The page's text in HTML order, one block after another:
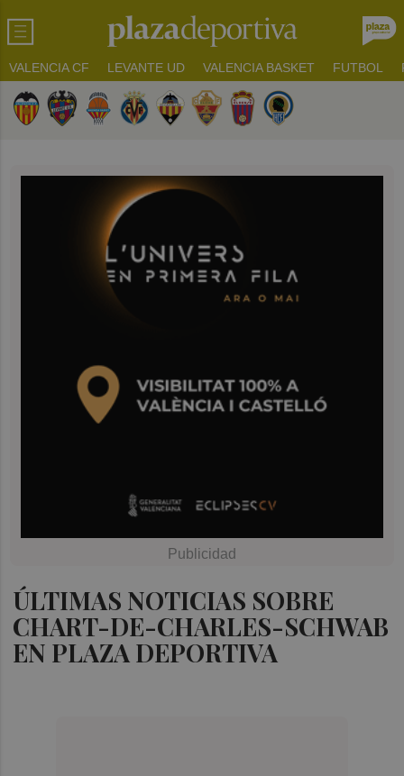
VALENCIA CF LEVANTE UD VALENCIA BASKET FUTBOL
ÚLTIMAS NOTICIAS SOBRE
CHART-DE-CHARLES-SCHWAB
EN PLAZA DEPORTIVA